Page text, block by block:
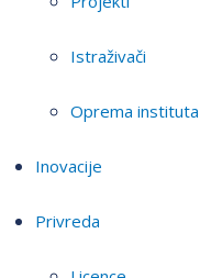
Istraživači
Oprema instituta
Inovacije
Privreda